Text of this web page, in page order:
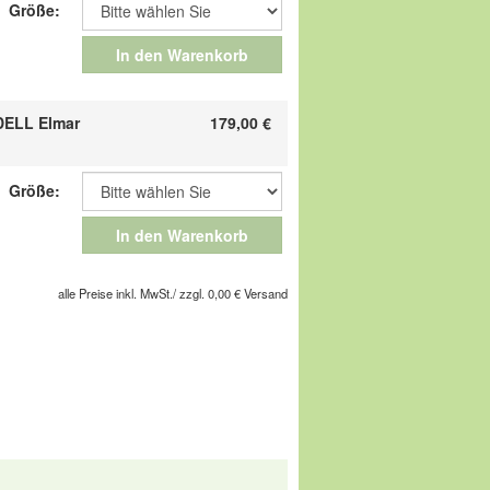
perfekt als Futter für intensiv genutzte
Dry Clim im Schuh ein
m.b.H, Pforzheimer Straße
Größe:
In den Warenkorb
Größe:
In den Warenkorb
Elmar
179,00 €
alle Preise inkl. MwSt./ zzgl. 0,00 € Versand